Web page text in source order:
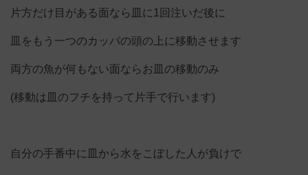
片方だけ目がある面なら皿に1回注いだ後に
皿をもう一つのカッパの頭の上に移動させます
両方の魚が何もない面ならお皿の移動のみ
(移動は皿のフチを持って片手で行います)
自分の手番中に皿から水をこぼした人が負けで